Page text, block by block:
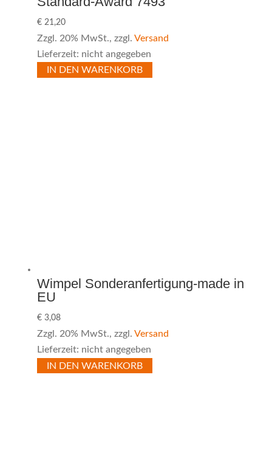
€21,20
Zzgl. 20% MwSt., zzgl. Versand
Lieferzeit: nicht angegeben
IN DEN WARENKORB
Wimpel Sonderanfertigung-made in
EU
€3,08
Zzgl. 20% MwSt., zzgl. Versand
Lieferzeit: nicht angegeben
IN DEN WARENKORB